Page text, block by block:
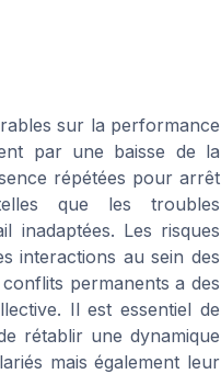
sur la performance
par une baisse de la
répétées pour arrêt
que les troubles
inadaptées. Les risques
interactions au sein des
permanents a des
Il est essentiel de
rétablir une dynamique
mais également leur